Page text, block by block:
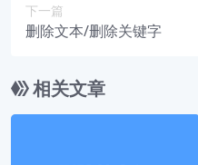
下一篇
删除文本/删除关键字
相关文章